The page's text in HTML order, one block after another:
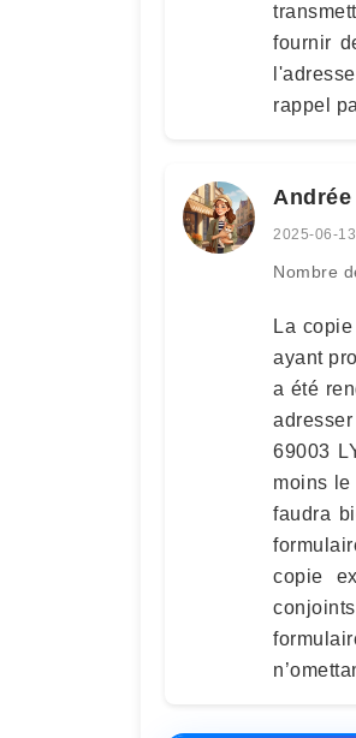
fournir
rappel
2025-06-
Nombre
La
ayant
a été
69003
moins le
faudra
copie